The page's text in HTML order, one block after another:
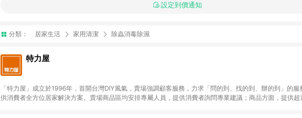
設定到價通知
分類： 居家生活 家用清潔 除蟲消毒除濕
特力屋
「特力屋」成立於1996年，首開台灣DIY風氣，賣場強調顧客服務，力求「問的到、找的到、辦的到」的服
供消費者全方位居家解決方案。賣場商品區均安排專屬人員，提供消費者詢問專業建議；商品方面，提供超